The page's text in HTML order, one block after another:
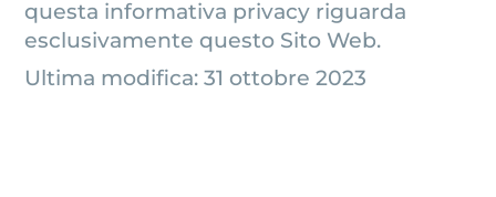
questa informativa privacy riguarda
esclusivamente questo Sito Web.
Ultima modifica: 31 ottobre 2023